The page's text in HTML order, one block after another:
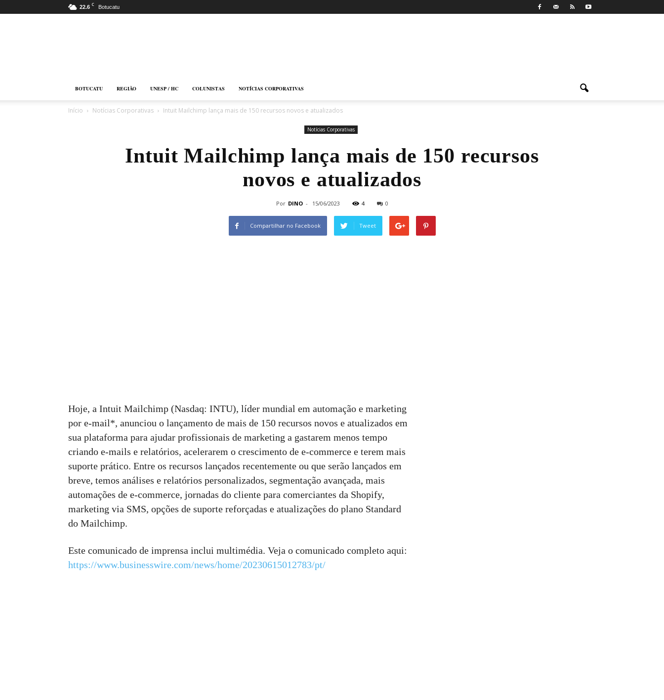
22.6 C Botucatu
BOTUCATU REGIÃO UNESP / HC COLUNISTAS NOTÍCIAS CORPORATIVAS
Início Notícias Corporativas Intuit Mailchimp lança mais de 150 recursos novos e atualizados
Notícias Corporativas
Intuit Mailchimp lança mais de 150 recursos
novos e atualizados
Por DINO - 15/06/2023 4 0
Compartilhar no Facebook Tweet
Hoje, a Intuit Mailchimp (Nasdaq: INTU), líder mundial em automação e marketing
por e-mail*, anunciou o lançamento de mais de 150 recursos novos e atualizados em
sua plataforma para ajudar profissionais de marketing a gastarem menos tempo
criando e-mails e relatórios, acelerarem o crescimento de e-commerce e terem mais
suporte prático. Entre os recursos lançados recentemente ou que serão lançados em
breve, temos análises e relatórios personalizados, segmentação avançada, mais
automações de e-commerce, jornadas do cliente para comerciantes da Shopify,
marketing via SMS, opções de suporte reforçadas e atualizações do plano Standard
do Mailchimp.
Este comunicado de imprensa inclui multimédia. Veja o comunicado completo aqui:
https://www.businesswire.com/news/home/20230615012783/pt/